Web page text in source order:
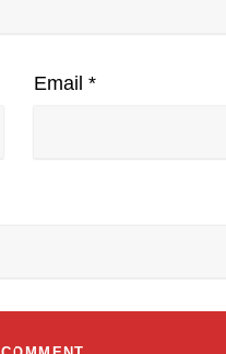
Email*